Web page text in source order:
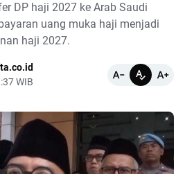
DP haji 2027 ke Arab Saudi
uang muka haji menjadi
haji 2027.
WIB